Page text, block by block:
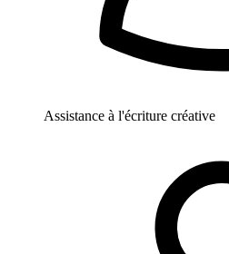
Assistance à l'écriture créative